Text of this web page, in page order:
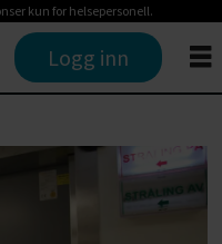
kun for helsepersonell.
Logg inn